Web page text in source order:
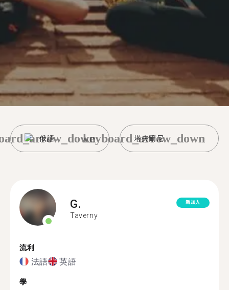
俄語 塔夫爾尼
keyboard_arrow_down
G.
Taverny
新加入
流利
法語 英語
學